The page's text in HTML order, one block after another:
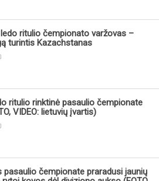
ritulio čempionato varžovas –
turintis Kazachstanas
ritulio rinktinė pasaulio čempionate
VIDEO: lietuvių įvartis)
pasaulio čempionate praradusi jaunių